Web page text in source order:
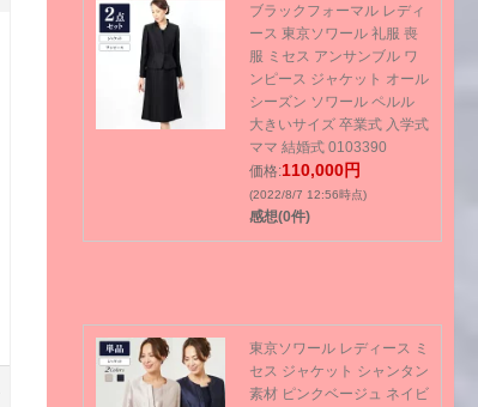
ブラックフォーマル レディ
ース 東京ソワール 礼服 喪
服 ミセス アンサンブル ワ
ンピース ジャケット オール
シーズン ソワール ペルル
大きいサイズ 卒業式 入学式
ママ 結婚式 0103390
価格:110,000円
(2022/8/7 12:56時点)
感想(0件)
東京ソワール レディース ミ
セス ジャケット シャンタン
素材 ピンクベージュ ネイビ